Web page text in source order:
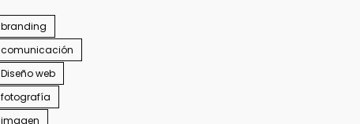
branding
comunicación
Diseño web
fotografía
imagen